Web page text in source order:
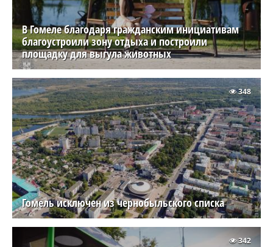
В Гомеле благодаря гражданским инициативам
благоустроили зону отдыха и построили
площадку для выгула животных
Гомель исключен из чернобыльского списка
348
342